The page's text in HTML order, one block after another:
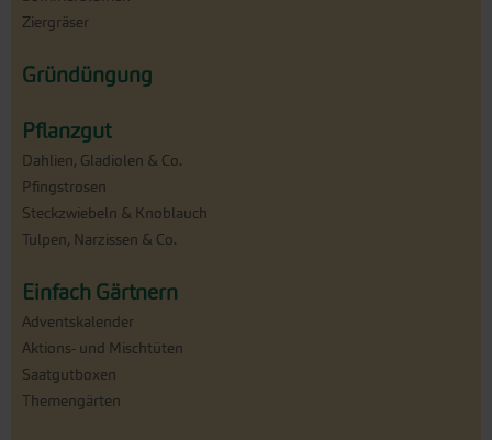
Ziergräser
Gründüngung
Pflanzgut
Dahlien, Gladiolen & Co.
Pfingstrosen
Steckzwiebeln & Knoblauch
Tulpen, Narzissen & Co.
Einfach Gärtnern
Adventskalender
Aktions- und Mischtüten
Saatgutboxen
Themengärten